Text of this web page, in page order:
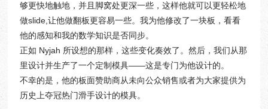
够更快地触地，并且脚窝处更深一些，这样他就可以更轻松地
做slide,让他做翻板更容易一些。我为他修改了一块板，看看
他的感知和我的数学知识是否同步。
正如 Nyjah 所设想的那样，这些变化奏效了。然后，我们从那
里设计并生产了一个定制模具——这是专门为他设计的。
不幸的是，他的板面赞助商从未向公众销售或者为大家提供为
历史上夺冠热门滑手设计的模具。